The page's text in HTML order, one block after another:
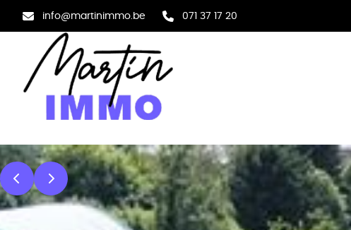
info@martinimmo.be 071 37 17 20